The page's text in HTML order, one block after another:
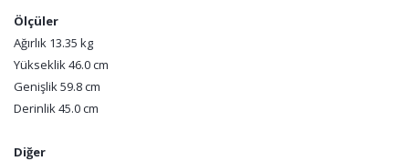
Ölçüler
Ağırlık 13.35 kg
Yükseklik 46.0 cm
Genişlik 59.8 cm
Derinlik 45.0 cm
Diğer